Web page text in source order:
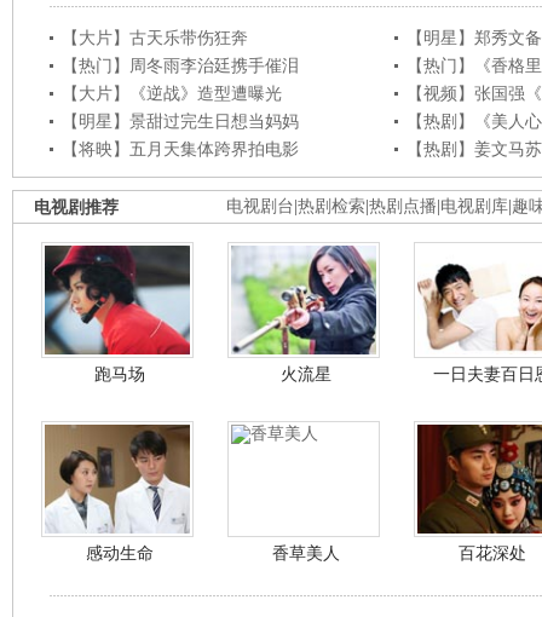
【大片】古天乐带伤狂奔
【明星】郑秀文
【热门】周冬雨李治廷携手催泪
【热门】《香格
【大片】《逆战》造型遭曝光
【视频】张国强
【明星】景甜过完生日想当妈妈
【热剧】《美人
【将映】五月天集体跨界拍电影
【热剧】姜文马
电视剧台 热剧检索 热剧点播 电视剧库 趣
电视剧推荐
跑马场 火流星 一日夫妻百日
感动生命 香草美人 百花深处